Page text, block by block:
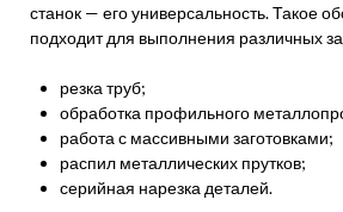
станок — его универсальность. Такое
подходит для выполнения различных
резка труб;
обработка профильного
работа с массивными заготовками;
распил металлических прутков;
серийная нарезка деталей.